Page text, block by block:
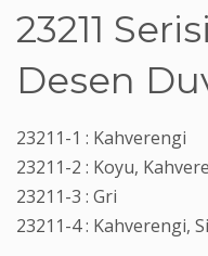
23211
Desen
23211-1 : Kahverengi
23211-2 : Koyu,
23211-3 : Gri
23211-4 : Kahverengi,